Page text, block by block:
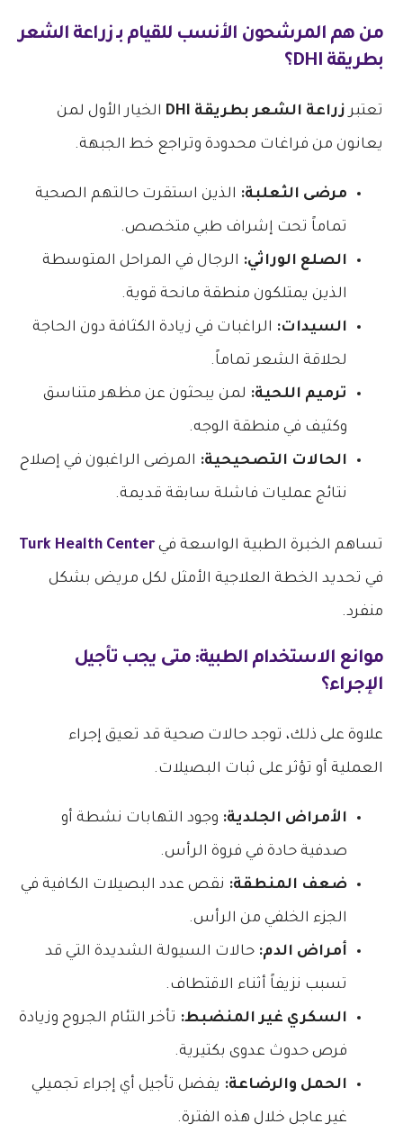
من هم المرشحون الأنسب للقيام بـزراعة الشعر
بطريقة DHI
؟
تعتبرزراعة الشعر بطريقة DHI الخيار الأول لمن
يعانون من فراغات محدودة وتراجع خط الجبهة.
مرضى الثعلبة: الذين استقرت حالتهم الصحية
تماماً تحت إشراف طبي متخصص.
الصلع الوراثي: الرجال في المراحل المتوسطة
الذين يمتلكون منطقة مانحة قوية.
السيدات: الراغبات في زيادة الكثافة دون الحاجة
لحلاقة الشعر تماماً.
ترميم اللحية: لمن يبحثون عن مظهر متناسق
وكثيف في منطقة الوجه.
الحالات التصحيحية: المرضى الراغبون في إصلاح
نتائج عمليات فاشلة سابقة قديمة.
تساهم الخبرة الطبية الواسعة فيTurk Health Center
في تحديد الخطة العلاجية الأمثل لكل مريض بشكل
منفرد.
موانع الاستخدام الطبية: متى يجب تأجيل
الإجراء؟
علاوة على ذلك، توجد حالات صحية قد تعيق إجراء
العملية أو تؤثر على ثبات البصيلات.
الأمراض الجلدية: وجود التهابات نشطة أو
صدفية حادة في فروة الرأس.
ضعف المنطقة: نقص عدد البصيلات الكافية في
الجزء الخلفي من الرأس.
أمراض الدم: حالات السيولة الشديدة التي قد
تسبب نزيفاً أثناء الاقتطاف.
السكري غير المنضبط: تأخر التئام الجروح وزيادة
فرص حدوث عدوى بكتيرية.
الحمل والرضاعة: يفضل تأجيل أي إجراء تجميلي
غير عاجل خلال هذه الفترة.